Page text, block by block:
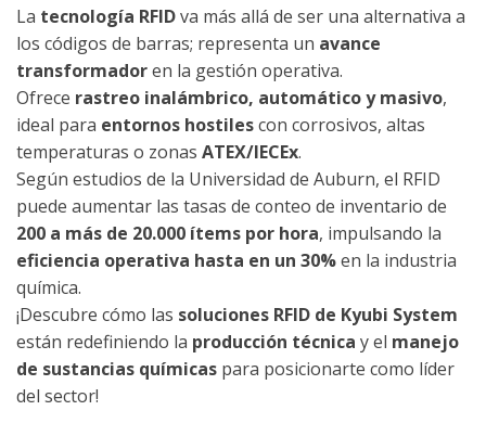
La tecnología RFIDva más allá de ser una alternativa a
los códigos de barras; representa un avance
transformadoren la gestión operativa.
Ofrece rastreo inalámbrico, automático y masivo,
ideal para entornos hostilescon corrosivos, altas
temperaturas o zonas ATEX/IECEx.
Según estudios de la Universidad de Auburn, el RFID
puede aumentar las tasas de conteo de inventario de
200 a más de 20.000 ítems por hora, impulsando la
eficiencia operativa hasta en un 30%en la industria
química.
¡Descubre cómo las soluciones RFID de Kyubi System
están redefiniendo la producción técnica y el manejo
de sustancias químicas para posicionarte como líder
del sector!